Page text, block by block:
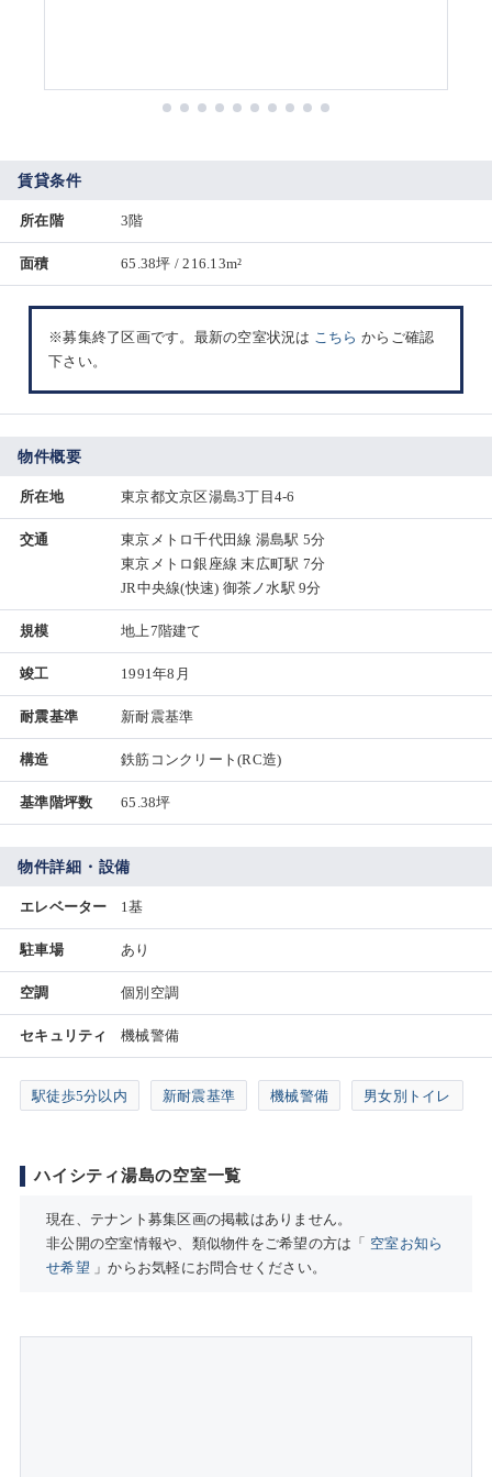
賃貸条件
所在階 3階
面積 65.38坪 / 216.13m²
※募集終了区画です。最新の空室状況は こちら からご確認
下さい。
物件概要
所在地 東京都文京区湯島3丁目4-6
交通
東京メトロ千代田線 湯島駅 5分
東京メトロ銀座線 末広町駅 7分
JR中央線(快速) 御茶ノ水駅 9分
規模 地上7階建て
竣工 1991年8月
耐震基準 新耐震基準
構造 鉄筋コンクリート(RC造)
基準階坪数 65.38坪
物件詳細・設備
エレベーター 1基
駐車場 あり
空調 個別空調
セキュリティ 機械警備
駅徒歩5分以内 新耐震基準 機械警備 男女別トイレ
ハイシティ湯島の空室一覧
現在、テナント募集区画の掲載はありません。
非公開の空室情報や、類似物件をご希望の方は「 空室お知ら
せ希望 」からお気軽にお問合せください。